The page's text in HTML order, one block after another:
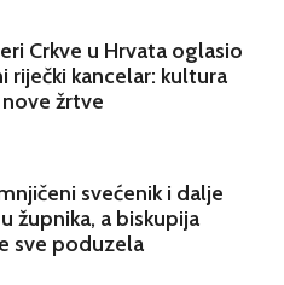
Crkve u Hrvata oglasio
riječki kancelar: kultura
žrtve
svećenik i dalje
župnika, a biskupija
sve poduzela